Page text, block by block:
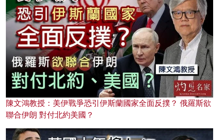
陳文鴻教授：美伊戰爭恐引伊斯蘭國家全面反撲？ 俄羅斯欲
聯合伊朗 對付北約美國？